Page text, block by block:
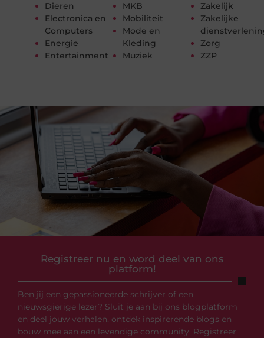
Dieren
Electronica en
Computers
Energie
Entertainment
MKB
Mobiliteit
Mode en
Kleding
Muziek
Zakelijk
Zakelijke
Zorg
ZZP
Registreer nu en word deel van ons
platform!
Ben jij een gepassioneerde schrijver of een
nieuwsgierige lezer? Sluit je aan bij ons blogplatform
en deel jouw verhalen, ontdek inspirerende blogs en
bouw mee aan een levendige community. Registreer